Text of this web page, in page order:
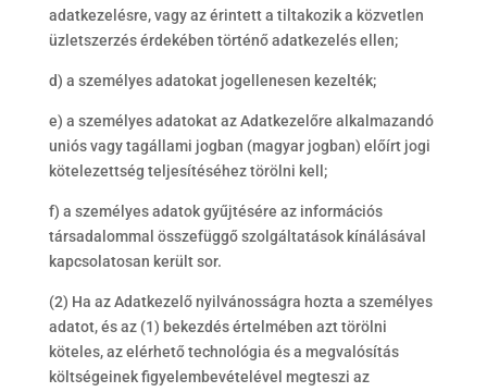
adatkezelésre, vagy az érintett a tiltakozik a közvetlen
üzletszerzés érdekében történő adatkezelés ellen;
d) a személyes adatokat jogellenesen kezelték;
e) a személyes adatokat az Adatkezelőre alkalmazandó
uniós vagy tagállami jogban (magyar jogban) előírt jogi
kötelezettség teljesítéséhez törölni kell;
f) a személyes adatok gyűjtésére az információs
társadalommal összefüggő szolgáltatások kínálásával
kapcsolatosan került sor.
(2) Ha az Adatkezelő nyilvánosságra hozta a személyes
adatot, és az (1) bekezdés értelmében azt törölni
köteles, az elérhető technológia és a megvalósítás
költségeinek figyelembevételével megteszi az